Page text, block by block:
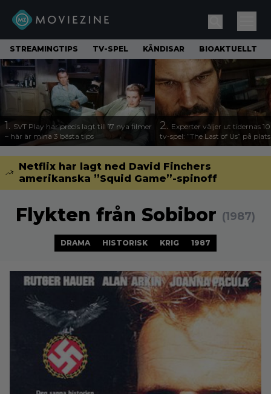
STREAMINGTIPS TV-SPEL KÄNDISAR BIOAKTUELLT
1. SVT Play har precis lagt till 17 nya filmer
– här är mina 3 bästa tips
2. Experter väljer ut tidernas
tv-spel: ”The Last of Us” på
Netflix har lagt ned David Finchers
amerikanska ”Squid Game”-spinoff
Flykten från Sobibor (1987)
DRAMA HISTORISK KRIG 1987